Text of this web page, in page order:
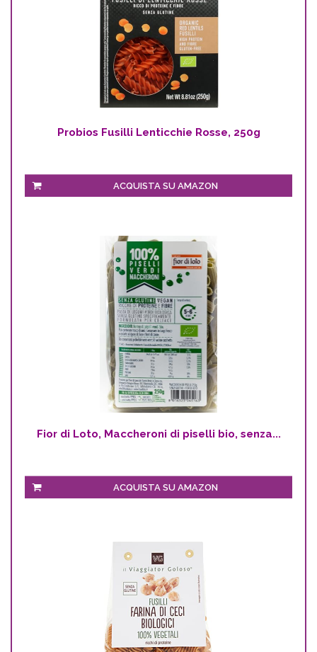
Probios Fusilli Lenticchie Rosse, 250g
ACQUISTA SU AMAZON
Fior di Loto, Maccheroni di piselli bio, senza...
ACQUISTA SU AMAZON